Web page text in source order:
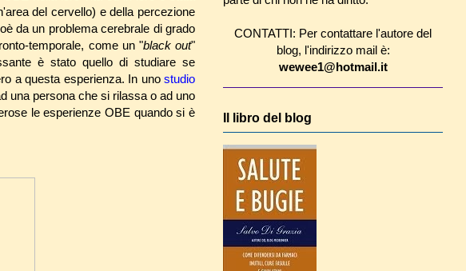
del cervello) e della percezione
da un problema cerebrale di grado
temporale, come un "black out"
è stato quello di studiare se
a questa esperienza. In uno studio
una persona che si rilassa o ad uno
le esperienze OBE quando si è
CONTATTI: Per contattare l'autore del
blog, l'indirizzo mail è:
wewee1@hotmail.it
Il libro del blog